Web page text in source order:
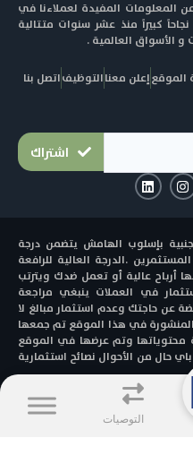
من المعلومات المفيدة لعملاءنا في
جميع أنحاء العالم . لقد حققت Mena نجاحاً كبيراً منذ عشر سنوات متتالية
الأسواق العالمية .
الموقعإعلن معناالتوظيفاتصل بنا
اشتراك
I
n
s
g
r
a
m
L
i
n
d
i
n
بإسلوب الهامش يتضمن درجة
.الدرجة العالية للرافعة
أرباح عالية أو تعمل ضدك ويترتب
في العملات ينبغي مراجعة
عن حاجتك وعدم استثمار مبالغ لا
في هذا الموقع تم جمعها
وتم عرضها في الموقع
حال من الأحوال نصائح استثمارية
التوصيات